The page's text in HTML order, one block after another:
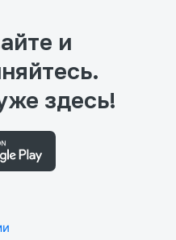
и
здесь!